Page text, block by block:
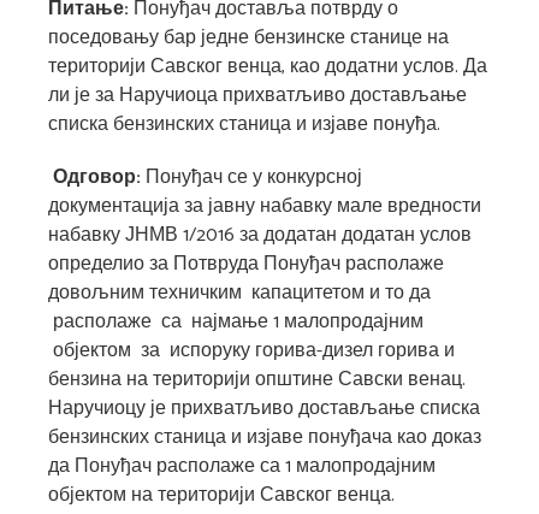
Питање: Понуђач доставља потврду о
поседовању бар једне бензинске станице на
територији Савског венца, као додатни услов. Да
ли је за Наручиоца прихватљиво достављање
списка бензинских станица и изјаве понуђа.
Одговор: Понуђач се у конкурсној
документација за јавну набавку мале вредности
набавку ЈНМВ 1/2016 за додатан додатан услов
определио за Потвруда Понуђач располаже
довољним техничким капацитетом и то да
располаже са најмање 1 малопродајним
објектом за испоруку горива-дизел горива и
бензина на територији општине Савски венац.
Наручиоцу је прихватљиво достављање списка
бензинских станица и изјаве понуђача као доказ
да Понуђач располаже са 1 малопродајним
објектом на територији Савског венца.